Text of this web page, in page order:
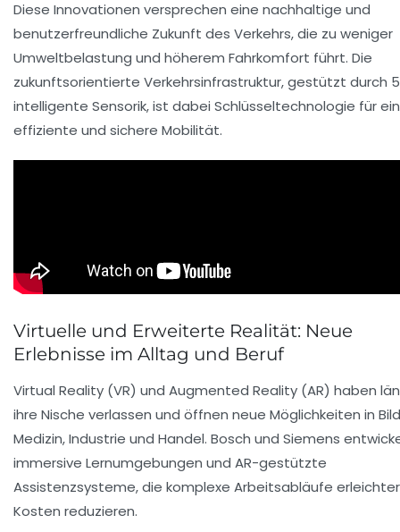
Diese Innovationen versprechen eine nachhaltige und
benutzerfreundliche Zukunft des Verkehrs, die zu weniger
Umweltbelastung und höherem Fahrkomfort führt. Die
zukunftsorientierte Verkehrsinfrastruktur, gestützt durch
intelligente Sensorik, ist dabei Schlüsseltechnologie für
effiziente und sichere Mobilität.
Virtuelle und Erweiterte Realität: Neue
Erlebnisse im Alltag und Beruf
Virtual Reality (VR) und Augmented Reality (AR) haben
ihre Nische verlassen und öffnen neue Möglichkeiten in
Medizin, Industrie und Handel. Bosch und Siemens
immersive Lernumgebungen und AR-gestützte
Assistenzsysteme, die komplexe Arbeitsabläufe
Kosten reduzieren.